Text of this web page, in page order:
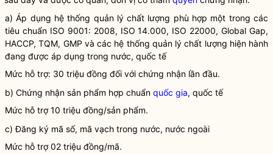
a) Áp dụng hệ thống quản lý chất lượng phù hợp một trong các
tiêu chuẩn ISO 9001: 2008, ISO 14.000, ISO 22000, Global Gap,
HACCP, TQM, GMP và các hệ thống quản lý chất lượng hiện hành
đang được áp dụng trong nước, quốc tế
Mức hỗ trợ: 30 triệu đồng đối với chứng nhận lần đầu.
b) Chứng nhận sản phẩm hợp chuẩn quốc gia, quốc tế
Mức hỗ trợ 10 triệu đồng/sản phẩm.
c) Đăng ký mã số, mã vạch trong nước, nước ngoài
Mức hỗ trợ 02 triệu đồng/mã.